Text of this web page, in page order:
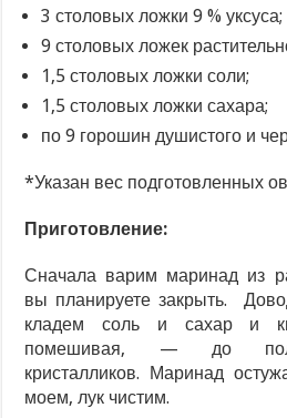
3 столовых ложки 9 % уксуса;
9 столовых ложек
1,5 столовых ложки соли;
1,5 столовых ложки сахара;
по 9 горошин душистого и
*Указан вес подготовленных
Приготовление:
Сначала варим маринад из
вы планируете закрыть.
кладем соль и сахар и
помешивая, — до
кристалликов. Маринад
моем, лук чистим.